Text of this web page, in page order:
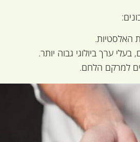
האלסטיות.
ערך ביולוגי גבוה יותר.
למרקם הלחם.